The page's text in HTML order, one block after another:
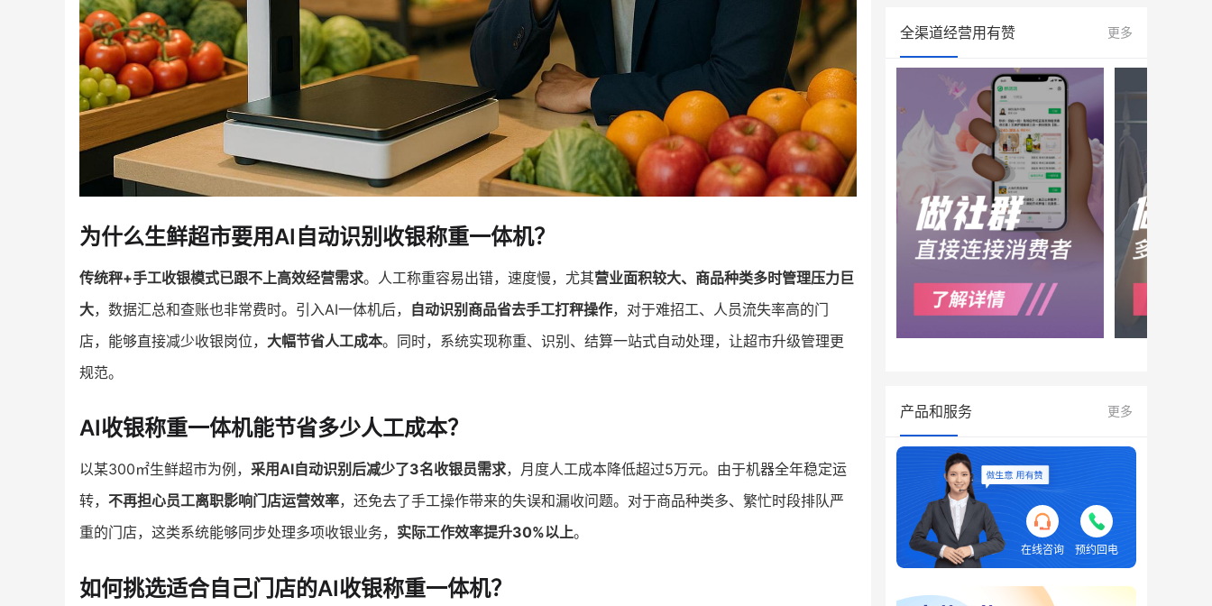
为什么生鲜超市要用AI自动识别收银称重一体机？
传统秤+手工收银模式已跟不上高效经营需求。人工称重容易出错，速度慢，尤其营业面积较大、商品种类多时管理压力巨
大，数据汇总和查账也非常费时。引入AI一体机后， 自动识别商品省去手工打秤操作，对于难招工、人员流失率高的门
店，能够直接减少收银岗位， 大幅节省人工成本。同时，系统实现称重、识别、结算一站式自动处理，让超市升级管理更
规范。
AI收银称重一体机能节省多少人工成本？
以某300㎡生鲜超市为例， 采用AI自动识别后减少了3名收银员需求，月度人工成本降低超过5万元。由于机器全年稳定运
转， 不再担心员工离职影响门店运营效率，还免去了手工操作带来的失误和漏收问题。对于商品种类多、繁忙时段排队严
重的门店，这类系统能够同步处理多项收银业务， 实际工作效率提升30%以上。
如何挑选适合自己门店的AI收银称重一体机？
全渠道经营用有赞 更多
产品和服务 更多
在线咨询 预约回电